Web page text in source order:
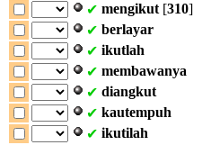
✔ mengikut [310]
✔ berlayar
✔ ikutlah
✔ membawanya
✔ diangkut
✔ kautempuh
✔ ikutilah